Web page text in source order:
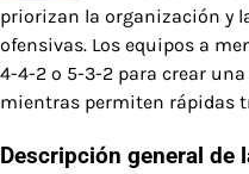
priorizan la organización y
ofensivas. Los equipos a
4-4-2 o 5-3-2 para crear
mientras permiten rápidas
Descripción general de